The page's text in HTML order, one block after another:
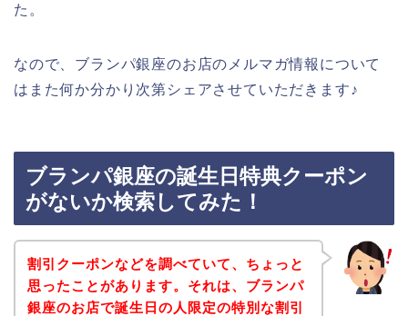
た。
なので、ブランパ銀座のお店のメルマガ情報について
はまた何か分かり次第シェアさせていただきます♪
ブランパ銀座の誕生日特典クーポン
がないか検索してみた！
割引クーポンなどを調べていて、ちょっと
思ったことがあります。それは、ブランパ
銀座のお店で誕生日の人限定の特別な割引